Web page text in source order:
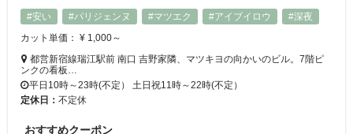
#安い
#パリジェンヌ #マツエク #アイブイロウ
#深夜
カット単価： ¥ 1,000～
都営新宿線瑞江駅前 南口 吉野家隣、マツキヨの向かいのビル。7階ピ
ンクの看板…
平日10時～23時(不定） 土日祝11時～22時(不定）
定休日： 不定休
おすすめクーポン